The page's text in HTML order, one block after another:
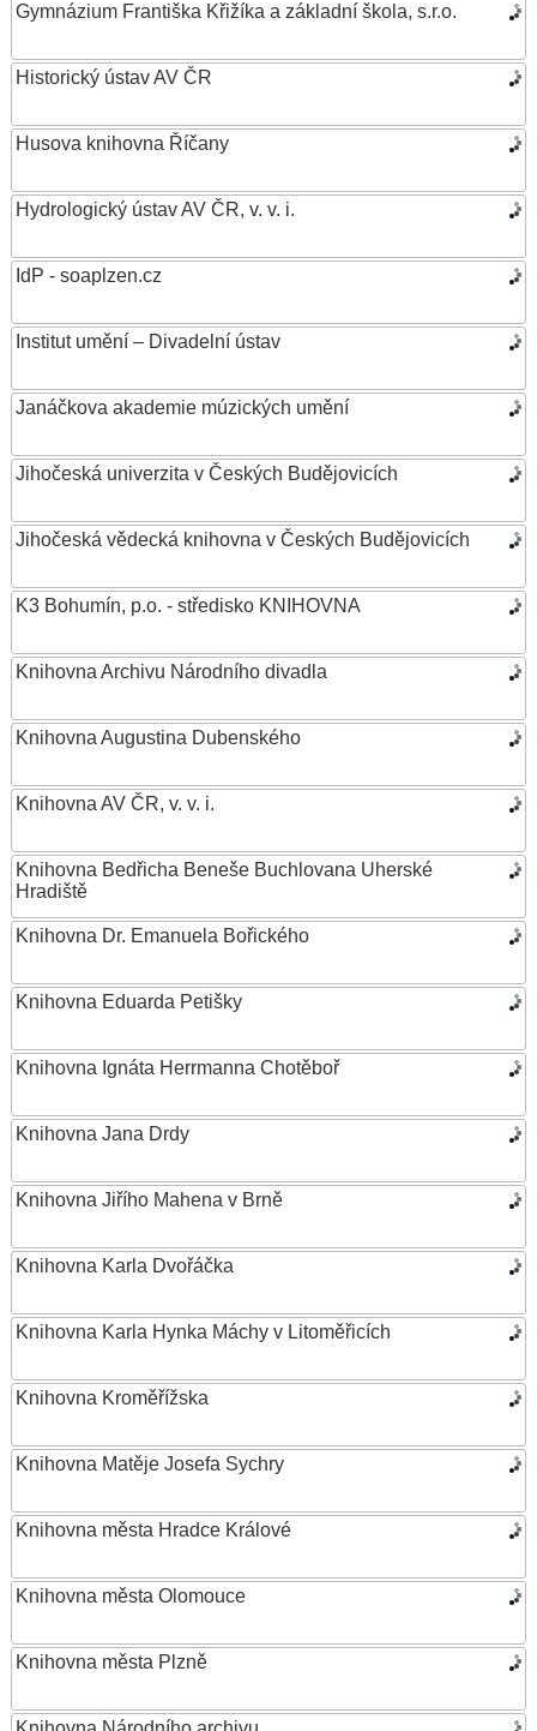
Gymnázium Františka Křižíka a základní škola, s.r.o.
Historický ústav AV ČR
Husova knihovna Říčany
Hydrologický ústav AV ČR, v. v. i.
IdP - soaplzen.cz
Institut umění – Divadelní ústav
Janáčkova akademie múzických umění
Jihočeská univerzita v Českých Budějovicích
Jihočeská vědecká knihovna v Českých Budějovicích
K3 Bohumín, p.o. - středisko KNIHOVNA
Knihovna Archivu Národního divadla
Knihovna Augustina Dubenského
Knihovna AV ČR, v. v. i.
Knihovna Bedřicha Beneše Buchlovana Uherské
Hradiště
Knihovna Dr. Emanuela Bořického
Knihovna Eduarda Petišky
Knihovna Ignáta Herrmanna Chotěboř
Knihovna Jana Drdy
Knihovna Jiřího Mahena v Brně
Knihovna Karla Dvořáčka
Knihovna Karla Hynka Máchy v Litoměřicích
Knihovna Kroměřížska
Knihovna Matěje Josefa Sychry
Knihovna města Hradce Králové
Knihovna města Olomouce
Knihovna města Plzně